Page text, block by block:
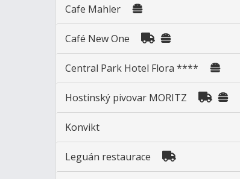
Cafe Mahler
Café New One
Central Park Hotel Flora ****
Hostinský pivovar MORITZ
Konvikt
Leguán restaurace